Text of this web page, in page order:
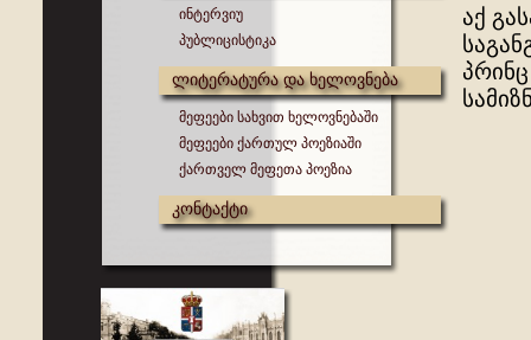
ინტერვიუ
პუბლიცისტიკა
ლიტერატურა და ხელოვნება
მეფეები სახვით ხელოვნებაში
მეფეები ქართულ პოეზიაში
ქართველ მეფეთა პოეზია
კონტაქტი
აქ